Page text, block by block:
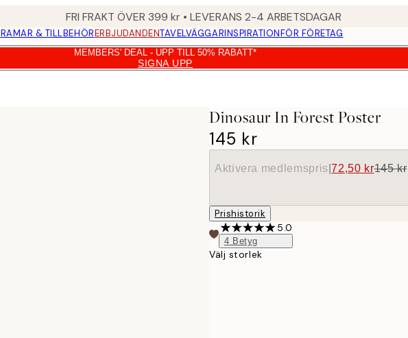
FRI FRAKT ÖVER 399 kr • LEVERANS 2-4 ARBETSDAGAR
RAMAR & TILLBEHÖRERBJUDANDENTAVELVÄGGARINSPIRATIONFÖR FÖRETAG
MEMBERS' DEAL - UPP TILL 50% RABATT*
SIGNA UPP
Dinosaur In Forest Poster
145 kr
Aktivera medlemspris |72,50 kr145 kr
Prishistorik
5.0
4 Betyg
Välj storlek